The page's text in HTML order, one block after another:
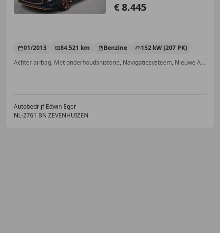
€ 8.445
01/2013 84.521 km Benzine
152 kW (207 PK)
Achter airbag, Met onderhoudshistorie, Navigatiesysteem, Nieuwe APK, Bluetooth, Alarm, Airbag bestuurder, LED verlichting
Autobedrijf Edwin Eger
NL-2761 BN ZEVENHUIZEN